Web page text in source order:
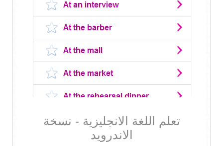
تعلم اللغة الانجليزية - نسخة
الاندرويد